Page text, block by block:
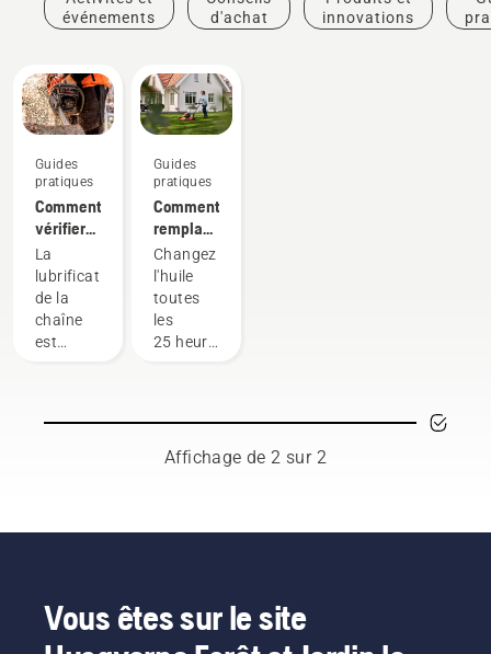
événements
d'achat
innovations
Guides
pratiques
Comment
vérifier
que la
lubrification
de la
chaîne
fonctionne
La
lubrification
de la
chaîne
est
d'une
chaîne
lors de la
coupe et
Guides
pratiques
Comment
remplacer
l'huile de
votre
tondeuse
Husqvarna
Changez
l'huile
toutes
les
25 heures
chaque
saison. Il
en cas
de
Affichage de 2 sur 2
Vous êtes sur le site